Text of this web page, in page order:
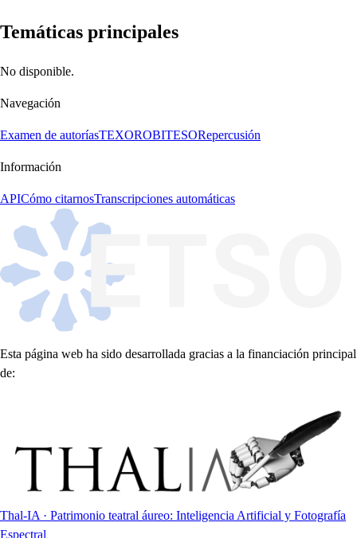
Temáticas principales
No disponible.
Navegación
Examen de autoríasTEXOROBITESORepercusión
Información
APICómo citarnosTranscripciones automáticas
Esta página web ha sido desarrollada gracias a la financiación principal
de:
Thal-IA · Patrimonio teatral áureo: Inteligencia Artificial y Fotografía
Espectral